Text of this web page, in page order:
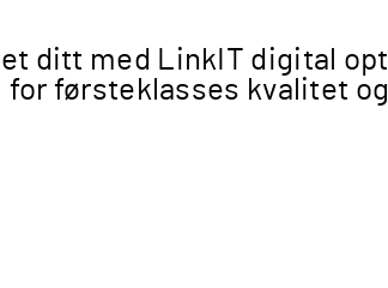
ditt med LinkIT digital
førsteklasses kvalitet